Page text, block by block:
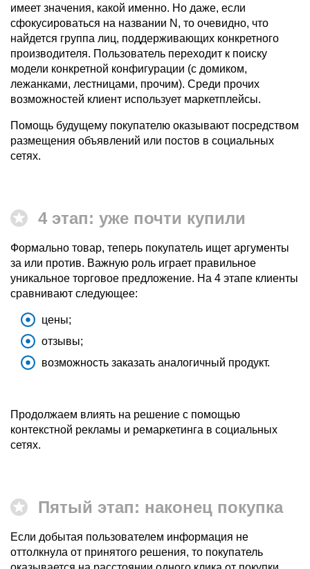
имеет значения, какой именно. Но даже, если
сфокусироваться на названии N, то очевидно, что
найдется группа лиц, поддерживающих конкретного
производителя. Пользователь переходит к поиску
модели конкретной конфигурации (с домиком,
лежанками, лестницами, прочим). Среди прочих
возможностей клиент использует маркетплейсы.
Помощь будущему покупателю оказывают посредством
размещения объявлений или постов в социальных
сетях.
4 этап: уже почти купили
Формально товар, теперь покупатель ищет аргументы
за или против. Важную роль играет правильное
уникальное торговое предложение. На 4 этапе клиенты
сравнивают следующее:
цены;
отзывы;
возможность заказать аналогичный продукт.
Продолжаем влиять на решение с помощью
контекстной рекламы и ремаркетинга в социальных
сетях.
Пятый этап: наконец покупка
Если добытая пользователем информация не
оттолкнула от принятого решения, то покупатель